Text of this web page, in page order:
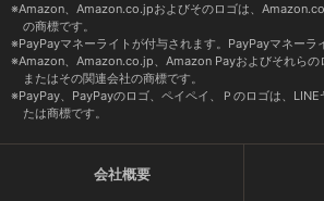
Amazon、Amazon.co.jpおよびそのロゴは、
の商標です。
PayPayマネーライトが付与されます。PayPayマネーラ
Amazon、Amazon.co.jp、Amazon Payおよびそれら
またはその関連会社の商標です。
PayPay、PayPayのロゴ、ペイペイ、Ｐのロゴは、LINE
たは商標です。
会社概要